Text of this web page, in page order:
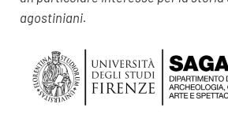
agostiniani.